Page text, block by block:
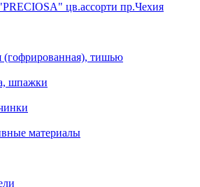
цв.ассорти пр.Чехия
(гофрированная), тишью
шпажки
материалы